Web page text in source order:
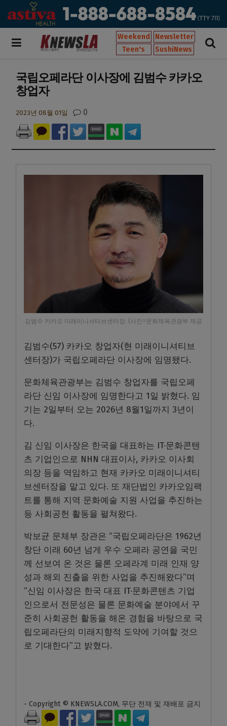
Weekend
Newsletter
Teen's
SushiNews
국립오페라단 이사장에 김범수 카카오
창업자
2023년 08월 01일 0
김범수 카카오 미래이니셔티브센터장. (사진=문화체육관광부 제공
김범수(57) 카카오 창업자(현 미래이니셔티브
센터장)가 국립오페라단 이사장에 임명됐다.
문화체육관광부는 김범수 창업자를 국립오페
라단 신임 이사장에 임명한다고 1일 밝혔다. 임
기는 2일부터 오는 2026년 8월1일까지 3년이
다.
김 신임 이사장은 한국을 대표하는 IT·문화콘텐
츠 기업인으로 NHN 대표이사, 카카오 이사회
의장 등을 역임하고 현재 카카오 미래이니셔티
브센터장을 맡고 있다. 또 재단법인 카카오임팩
트를 통해 지역 문화예술 지원 사업을 추진하는
등 사회공헌 활동을 펼쳐왔다.
박보균 문체부 장관은 “국립오페라단은 1962년
창단 이래 60년 넘게 우수 오페라 공연을 국민
께 선보여 온 것은 물론 오페라계 미래 인재 양
성과 해외 진출을 위한 사업을 추진해왔다”며
“신임 이사장은 한국 대표 IT·문화콘텐츠 기업
인으로서 전문성은 물론 문화예술 분야에서 꾸
준히 사회공헌 활동을 해온 경험을 바탕으로 국
립오페라단의 미래지향적 도약에 기여할 것으
로 기대한다”고 밝혔다.
- Copyright © KNEWSLA.COM, 무단 전재 및 재배포 금지